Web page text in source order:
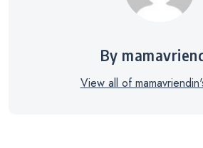
By
View all of